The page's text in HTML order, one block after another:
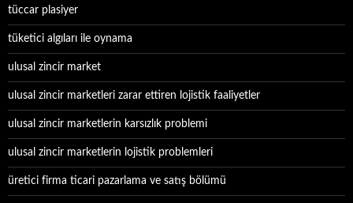
tüccar plasiyer
tüketici algıları ile oynama
ulusal zincir market
ulusal zincir marketleri zarar ettiren lojistik faaliyetler
ulusal zincir marketlerin karsızlık problemi
ulusal zincir marketlerin lojistik problemleri
üretici firma ticari pazarlama ve satış bölümü